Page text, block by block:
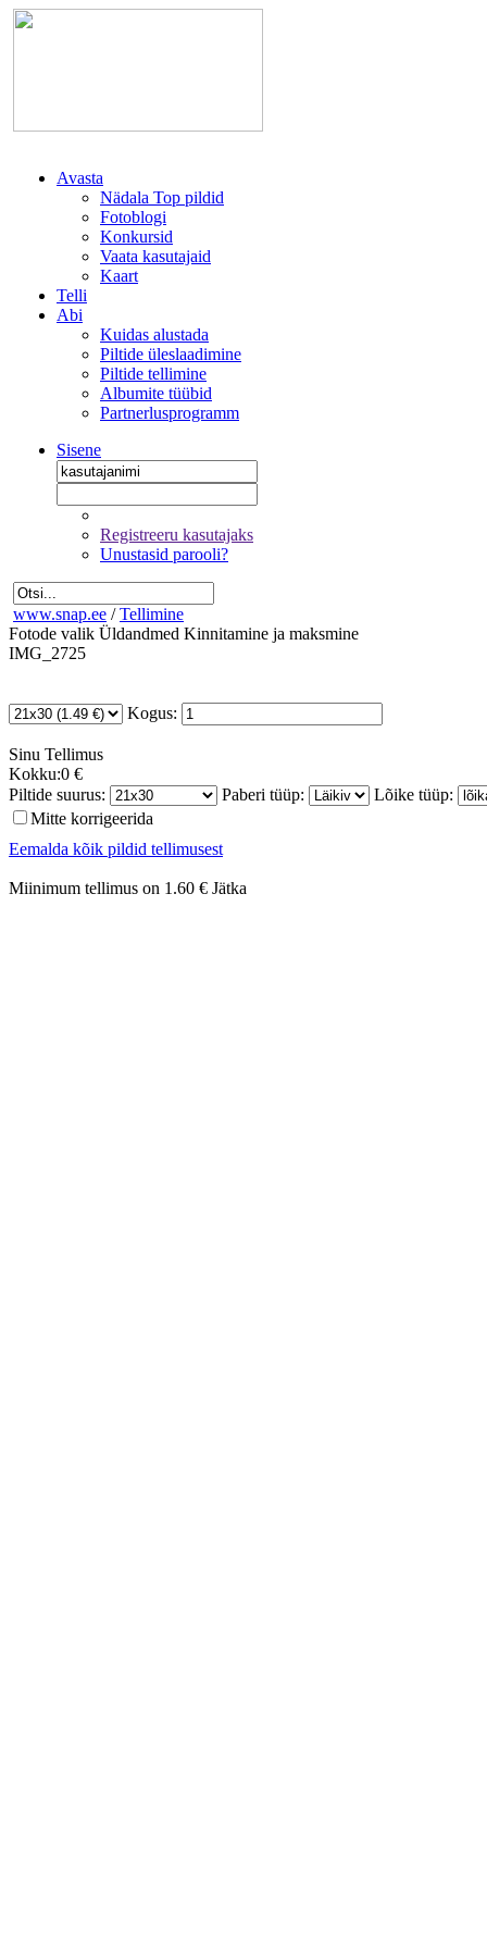
Avasta
Nädala Top pildid
Fotoblogi
Konkursid
Vaata kasutajaid
Kaart
Telli
Abi
Kuidas alustada
Piltide üleslaadimine
Piltide tellimine
Albumite tüübid
Partnerlusprogramm
Sisene
Registreeru kasutajaks
Unustasid parooli?
www.snap.ee / Tellimine
Fotode valik Üldandmed Kinnitamine ja maksmine
IMG_2725
Kogus:
Sinu Tellimus
Kokku:0 €
Piltide suurus:
Paberi tüüp:
Lõike tüüp:
Mitte korrigeerida
Eemalda kõik pildid tellimusest
Miinimum tellimus on 1.60 € Jätka